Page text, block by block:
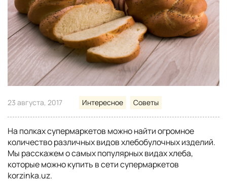
23 августа, 2017 Интересное Советы
На полках супермаркетов можно найти огромное
количество различных видов хлебобулочных изделий.
Мы расскажем о самых популярных видах хлеба,
которые можно купить в сети супермаркетов
korzinka.uz.